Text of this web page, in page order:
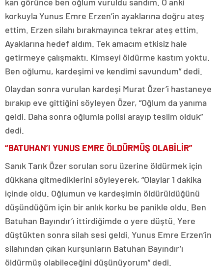
korkuyla Yunus Emre Erzen’in ayaklarına doğru ateş
ettim. Erzen silahı bırakmayınca tekrar ateş ettim.
Ayaklarına hedef aldım. Tek amacım etkisiz hale
getirmeye çalışmaktı. Kimseyi öldürme kastım yoktu.
Ben oğlumu, kardeşimi ve kendimi savundum” dedi.
Olaydan sonra vurulan kardeşi Murat Özer’i hastaneye
bırakıp eve gittiğini söyleyen Özer, “Oğlum da yanıma
geldi. Daha sonra oğlumla polisi arayıp teslim olduk”
dedi.
“BATUHAN’I YUNUS EMRE ÖLDÜRMÜŞ OLABİLİR”
Sanık Tarık Özer sorulan soru üzerine öldürmek için
dükkana gitmediklerini söyleyerek, “Olaylar 1 dakika
içinde oldu. Oğlumun ve kardeşimin öldürüldüğünü
düşündüğüm için bir anlık korku be panikle oldu. Ben
Batuhan Bayındır’ı ittirdiğimde o yere düştü. Yere
düştükten sonra silah sesi geldi. Yunus Emre Erzen’in
silahından çıkan kurşunların Batuhan Bayındır’ı
öldürmüş olabileceğini düşünüyorum” dedi.